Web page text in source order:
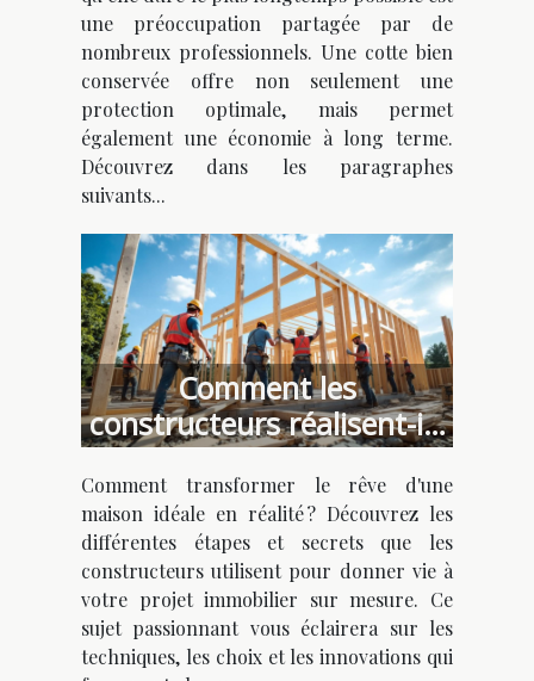
une préoccupation partagée par de
nombreux professionnels. Une cotte bien
conservée offre non seulement une
protection optimale, mais permet
également une économie à long terme.
Découvrez dans les paragraphes
suivants...
Comment les
constructeurs réalisent-ils
votre maison idéale ?
Comment transformer le rêve d'une
maison idéale en réalité ? Découvrez les
différentes étapes et secrets que les
constructeurs utilisent pour donner vie à
votre projet immobilier sur mesure. Ce
sujet passionnant vous éclairera sur les
techniques, les choix et les innovations qui